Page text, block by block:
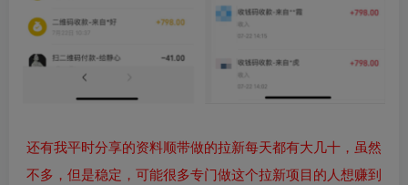
还有我平时分享的资料顺带做的拉新每天都有大几十，虽然
不多，但是稳定，可能很多专门做这个拉新项目的人想赚到